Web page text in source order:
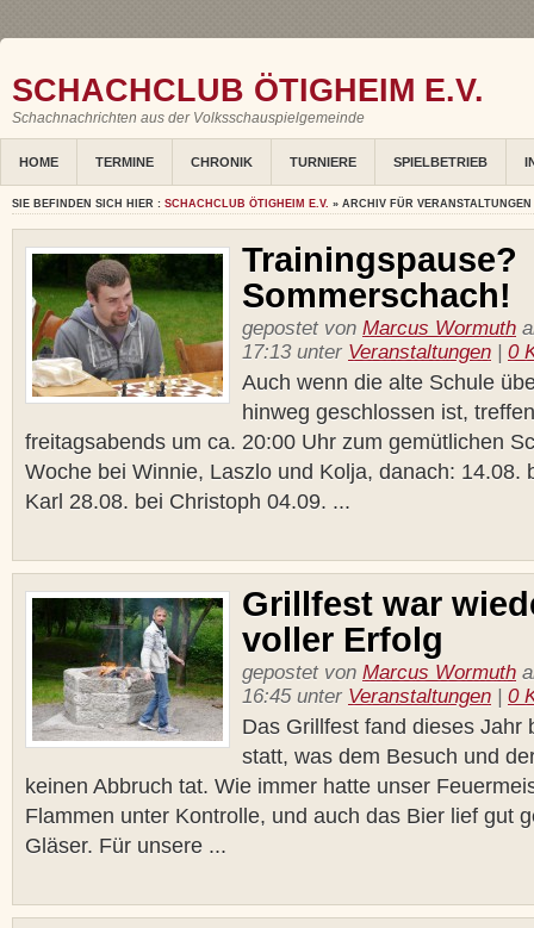
SCHACHCLUB ÖTIGHEIM E.V.
Schachnachrichten aus der Volksschauspielgemeinde
HOME TERMINE CHRONIK TURNIERE SPIELBETRIEB
SIE BEFINDEN SICH HIER : SCHACHCLUB ÖTIGHEIM E.V. » ARCHIV FÜR VERANSTALTUNGEN
Trainingspause?
Sommerschach!
gepostet von Marcus Wormuth
17:13 unter Veranstaltungen | 0
Auch wenn die alte Schule
hinweg geschlossen ist,
freitagsabends um ca. 20:00 Uhr zum gemütlichen
Woche bei Winnie, Laszlo und Kolja, danach: 14.08.
Karl 28.08. bei Christoph 04.09. ...
Grillfest war
voller Erfolg
gepostet von Marcus Wormuth
16:45 unter Veranstaltungen | 0
Das Grillfest fand dieses Jahr
statt, was dem Besuch und
keinen Abbruch tat. Wie immer hatte unser
Flammen unter Kontrolle, und auch das Bier lief gut
Gläser. Für unsere ...